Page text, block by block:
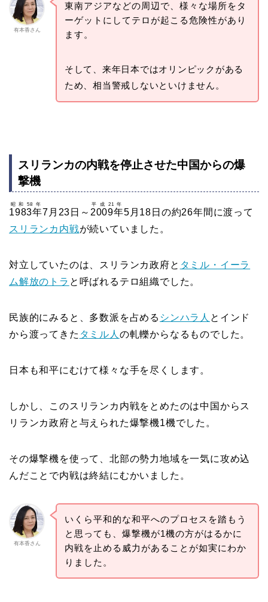
有本香さん
東南アジアなどの周辺で、様々な場所をタ
ーゲットにしてテロが起こる危険性があり
ます。
そして、来年日本ではオリンピックがある
ため、相当警戒しないといけません。
スリランカの内戦を停止させた中国からの爆
撃機
1983年
昭和58年
7月23日～ 2009年
平成21年
5月18日の約26年間に渡って
スリランカ内戦が続いていました。
対立していたのは、スリランカ政府と タミル・イーラ
ム解放のトラ と呼ばれるテロ組織でした。
民族的にみると、多数派を占める シンハラ人 とインド
から渡ってきた タミル人 の軋轢からなるものでした。
日本も和平にむけて様々な手を尽くします。
しかし、このスリランカ内戦をとめたのは中国からス
リランカ政府と与えられた爆撃機1機でした。
その爆撃機を使って、北部の勢力地域を一気に攻め込
んだことで内戦は終結にむかいました。
有本香さん
いくら平和的な和平へのプロセスを踏もう
と思っても、爆撃機が1機の方がはるかに
内戦を止める威力があることが如実にわか
りました。